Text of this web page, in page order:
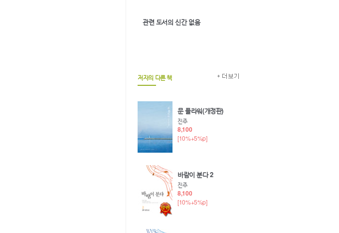
관련 도서의 신간 없음
저자의 다른 책
문 플라워(개정판)
진주
8,100
[10%+5%p]
바람이 분다 2
진주
8,100
[10%+5%p]